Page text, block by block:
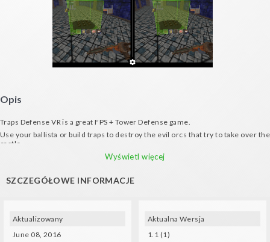
Opis
Traps Defense VR is a great FPS + Tower Defense game.
Use your ballista or build traps to destroy the evil orcs that try to take over the
castle.
Featuring 4 types of traps: WallTrap, FloorTrap, FireTrap, BouncyTrap and
Gamepad/controller device controls:
- Button 3: show / hide traps inventory
Wyświetl więcej
SZCZEGÓŁOWE INFORMACJE
Aktualizowany
June 08, 2016
Aktualna Wersja
1.1 (1)